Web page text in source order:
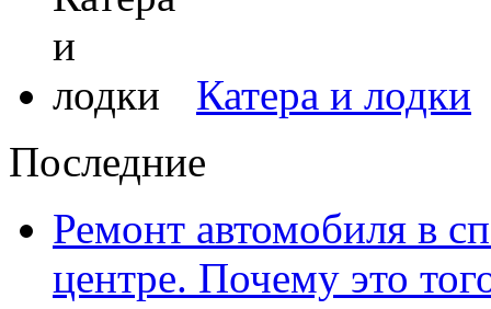
Катера и лодки
Последние
Ремонт автомобиля в
центре. Почему это